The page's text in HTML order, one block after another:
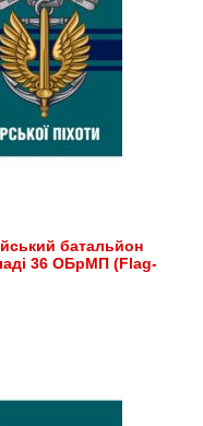
батальйон
36 ОБрМП (Flag-